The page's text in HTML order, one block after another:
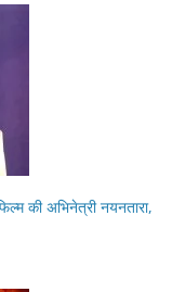
की अभिनेत्री नयनतारा,